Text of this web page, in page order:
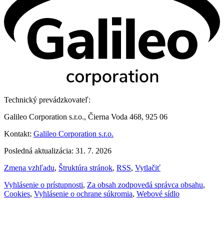
Technický prevádzkovateľ:
Galileo Corporation s.r.o., Čierna Voda 468, 925 06
Kontakt: Galileo Corporation s.r.o.
Posledná aktualizácia: 31. 7. 2026
Zmena vzhľadu, Štruktúra stránok, RSS, Vytlačiť
Vyhlásenie o prístupnosti, Za obsah zodpovedá správca obsahu,
Cookies, Vyhlásenie o ochrane súkromia, Webové sídlo